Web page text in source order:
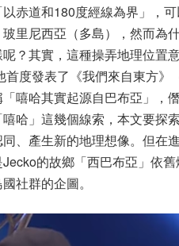
赤道和180度經線為界」，
里尼西亞（多島），然而為
？其實，這種操弄地理位置
度發表了《我們來自東方》
嘻哈其實起源自巴布亞」，
哈」這幾個線索，本文要探
、產生新的地理想像。但在
的故鄉「西巴布亞」依
社群的企圖。